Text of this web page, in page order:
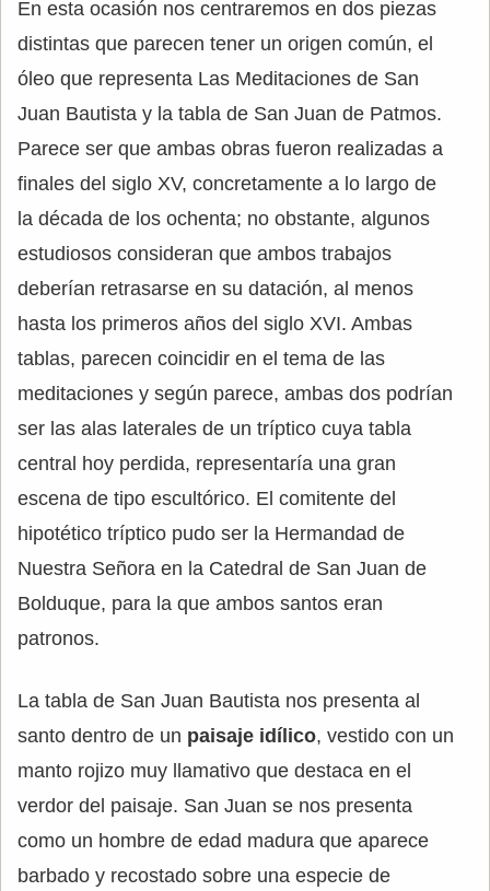
En esta ocasión nos centraremos en dos piezas
distintas que parecen tener un origen común, el
óleo que representa Las Meditaciones de San
Juan Bautista y la tabla de San Juan de Patmos.
Parece ser que ambas obras fueron realizadas a
finales del siglo XV, concretamente a lo largo de
la década de los ochenta; no obstante, algunos
estudiosos consideran que ambos trabajos
deberían retrasarse en su datación, al menos
hasta los primeros años del siglo XVI. Ambas
tablas, parecen coincidir en el tema de las
meditaciones y según parece, ambas dos podrían
ser las alas laterales de un tríptico cuya tabla
central hoy perdida, representaría una gran
escena de tipo escultórico. El comitente del
hipotético tríptico pudo ser la Hermandad de
Nuestra Señora en la Catedral de San Juan de
Bolduque, para la que ambos santos eran
patronos.
La tabla de San Juan Bautista nos presenta al
santo dentro de un paisaje idílico, vestido con un
manto rojizo muy llamativo que destaca en el
verdor del paisaje. San Juan se nos presenta
como un hombre de edad madura que aparece
barbado y recostado sobre una especie de